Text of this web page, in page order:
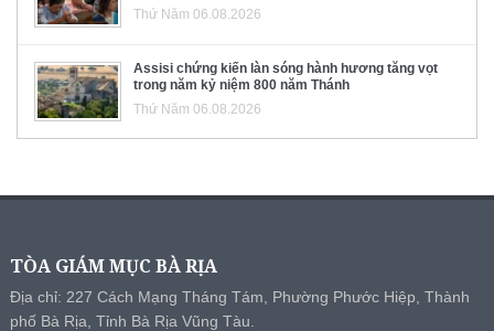
Thứ Năm 06.08.2026
Assisi chứng kiến làn sóng hành hương tăng vọt
trong năm kỷ niệm 800 năm Thánh
Thứ Năm 06.08.2026
TÒA GIÁM MỤC BÀ RỊA
Địa chỉ: 227 Cách Mạng Tháng Tám, Phường Phước Hiệp, Thành
phố Bà Rịa, Tỉnh Bà Rịa Vũng Tàu.